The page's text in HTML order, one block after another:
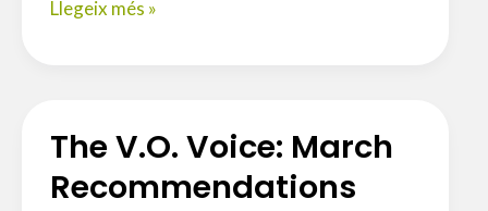
Book
students
Llegeix més »
The V.O. Voice: March
Recommendations